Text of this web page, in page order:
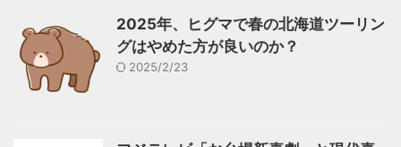
2025年、ヒグマで春の北海道ツーリン
グはやめた方が良いのか？
2025/2/23